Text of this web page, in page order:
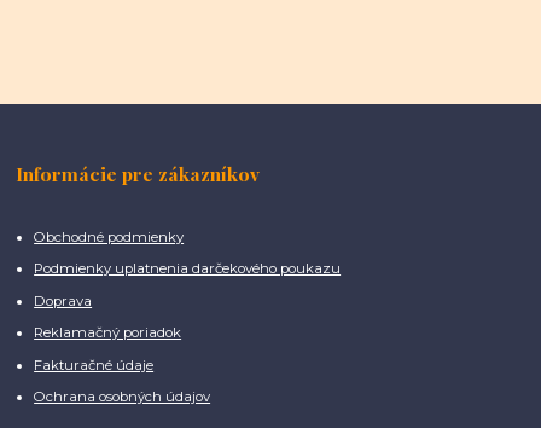
Informácie pre zákazníkov
Obchodné podmienky
Podmienky uplatnenia darčekového poukazu
Doprava
Reklamačný poriadok
Fakturačné údaje
Ochrana osobných údajov